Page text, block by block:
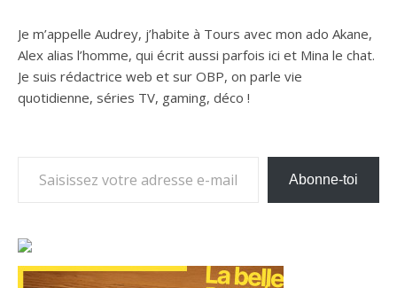
Je m’appelle Audrey, j’habite à Tours avec mon ado Akane,
Alex alias l’homme, qui écrit aussi parfois ici et Mina le chat.
Je suis rédactrice web et sur OBP, on parle vie
quotidienne, séries TV, gaming, déco !
Abonne-toi